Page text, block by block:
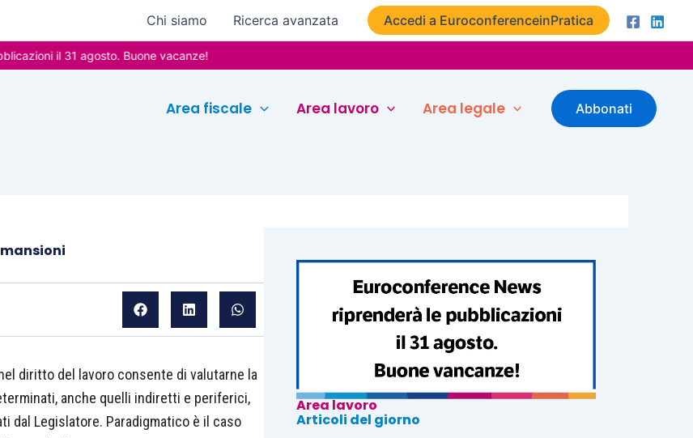
Chi siamo Ricerca avanzata Accedi a EuroconferenceinPratica
il 31 agosto. Buone vacanze!
Area fiscale Area lavoro Area legale Abbonati
diritto del lavoro consente di valutarne la
anche quelli indiretti e periferici,
dal Legislatore. Paradigmatico è il caso
Area lavoro
Articoli del giorno